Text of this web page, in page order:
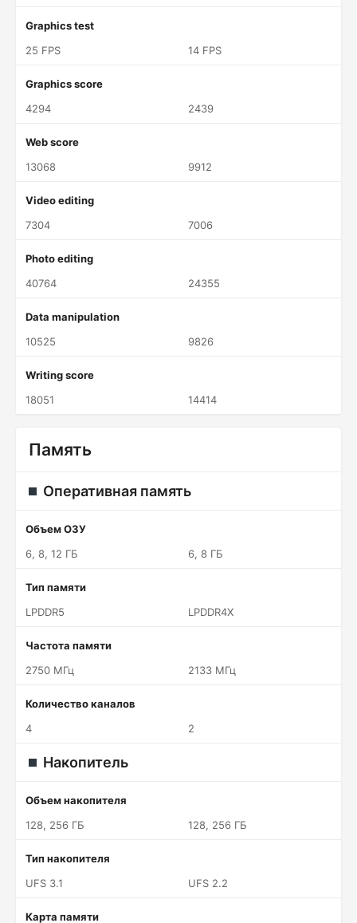
Graphics test
25 FPS
14 FPS
Graphics score
4294
2439
Web score
13068
9912
Video editing
7304
7006
Photo editing
40764
24355
Data manipulation
10525
9826
Writing score
18051
14414
Память
Оперативная память
Объем ОЗУ
6, 8, 12 ГБ
6, 8 ГБ
Тип памяти
LPDDR5
LPDDR4X
Частота памяти
2750 МГц
2133 МГц
Количество каналов
4
2
Накопитель
Объем накопителя
128, 256 ГБ
128, 256 ГБ
Тип накопителя
UFS 3.1
UFS 2.2
Карта памяти